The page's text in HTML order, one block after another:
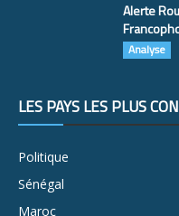
Alerte
Analyse
LES PAYS LES PLUS
Politique
Sénégal
Maroc